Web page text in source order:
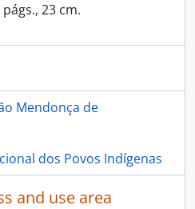
23 cm.
Mendonça de
dos Povos Indígenas
and use area